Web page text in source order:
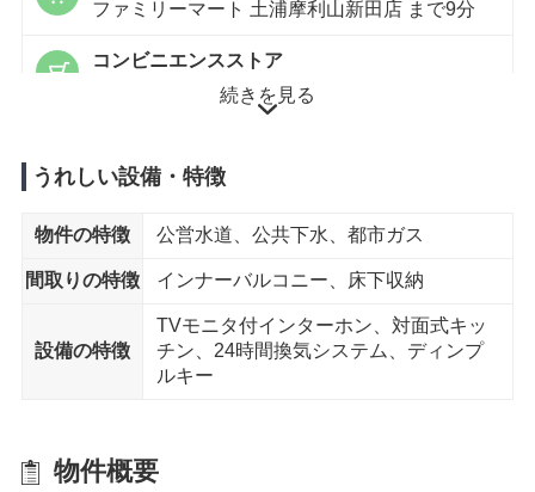
ファミリーマート 土浦摩利山新田店 まで9分
コンビニエンスストア
セブンイレブン 土浦中荒川沖店 まで9分
ジョイフル本田 荒川沖店 まで10分
松本内科医院 まで6分
徒歩15分以内
スーパー
ドラッグストア
クスリのアオキ まりやま店 まで12分
続きを見る
うれしい設備・特徴
物件の特徴 公営水道、公共下水、都市ガス
間取りの特徴 インナーバルコニー、床下収納
設備の特徴
TVモニタ付インターホン、対面式キッ
チン、24時間換気システム、ディンプ
ルキー
物件概要